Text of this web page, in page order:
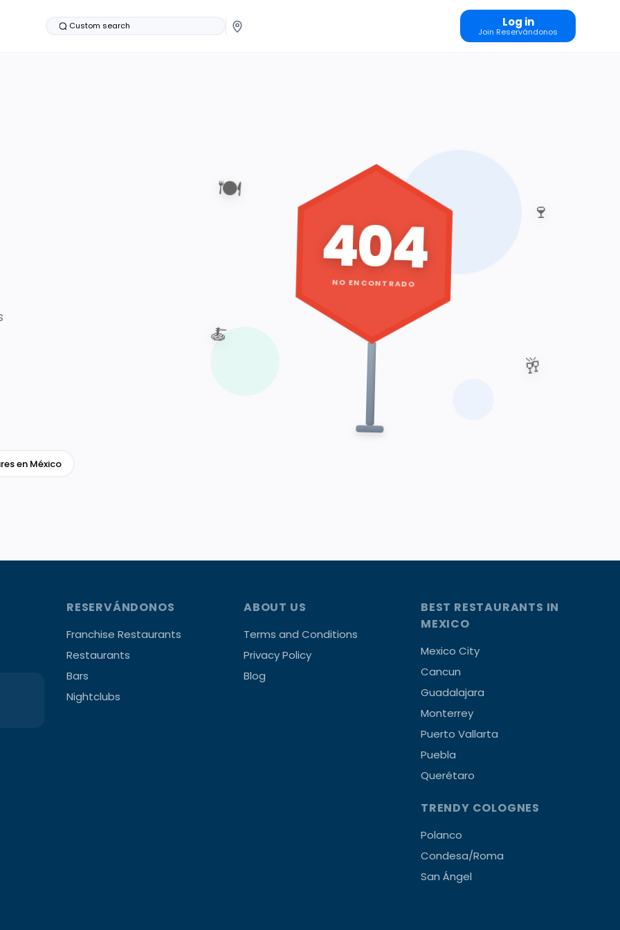
Custom search Log in
Join Reservándonos
en México
🍽️
🍷
🥂
🍝
404
NO ENCONTRADO
RESERVÁNDONOS
Franchise Restaurants
Restaurants
Bars
Nightclubs
ABOUT US
Terms and Conditions
Privacy Policy
Blog
BEST RESTAURANTS IN
MEXICO
Mexico City
Cancun
Guadalajara
Monterrey
Puerto Vallarta
Puebla
Querétaro
TRENDY COLOGNES
Polanco
Condesa/Roma
San Ángel